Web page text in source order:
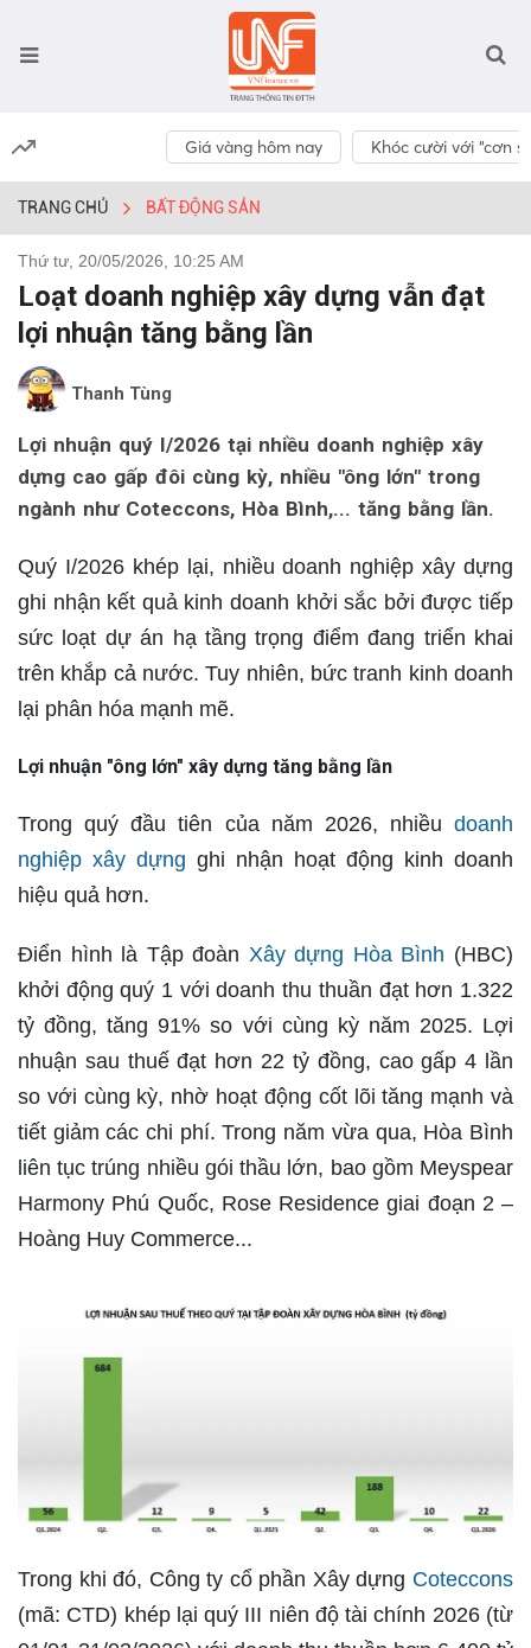
Giá vàng hôm nay Khóc cười với “cơn
TRANG CHỦ BẤT ĐỘNG SẢN
Thứ tư, 20/05/2026, 10:25 AM
Loạt doanh nghiệp xây dựng vẫn đạt
lợi nhuận tăng bằng lần
Thanh Tùng
Lợi nhuận quý I/2026 tại nhiều doanh nghiệp xây
dựng cao gấp đôi cùng kỳ, nhiều "ông lớn" trong
ngành như Coteccons, Hòa Bình,... tăng bằng lần.
Quý I/2026 khép lại, nhiều doanh nghiệp xây dựng
ghi nhận kết quả kinh doanh khởi sắc bởi được tiếp
sức loạt dự án hạ tầng trọng điểm đang triển khai
trên khắp cả nước. Tuy nhiên, bức tranh kinh doanh
lại phân hóa mạnh mẽ.
Lợi nhuận "ông lớn" xây dựng tăng bằng lần
Trong quý đầu tiên của năm 2026, nhiều doanh
nghiệp xây dựng ghi nhận hoạt động kinh doanh
hiệu quả hơn.
Điển hình là Tập đoàn Xây dựng Hòa Bình (HBC)
khởi động quý 1 với doanh thu thuần đạt hơn 1.322
tỷ đồng, tăng 91% so với cùng kỳ năm 2025. Lợi
nhuận sau thuế đạt hơn 22 tỷ đồng, cao gấp 4 lần
so với cùng kỳ, nhờ hoạt động cốt lõi tăng mạnh và
tiết giảm các chi phí. Trong năm vừa qua, Hòa Bình
liên tục trúng nhiều gói thầu lớn, bao gồm Meyspear
Harmony Phú Quốc, Rose Residence giai đoạn 2 –
Hoàng Huy Commerce...
Trong khi đó, Công ty cổ phần Xây dựng Coteccons
(mã: CTD) khép lại quý III niên độ tài chính 2026 (từ